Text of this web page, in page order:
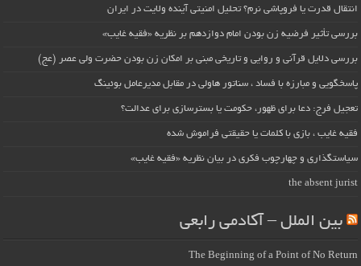
انتقال قدرت یا فروپاشی نرم؟ تحلیل امنیتی آینده ولایت در ایران
بررسی تأثیر فرضیه زن بودن امام دوازدهم بر نظریه «فقیه غایب»
بررسی دلایل قرآنی و روایی و تاریخی مبنی بر امکان زن بودن حضرت ولی عصر (عج)
پاسخگویی و مبارزه با فساد ، سناتور هاولی در مقابل مدیرعامل بوئینگ
تعجیل فرج: دعا برای ظهور، حکومت یا بسترسازی برای عدالت؟
فقیه غایب ، بازی با کلمات یا حقیقتی فراموش شده
سیاستگذاری و چهارچوب فکری در بیان نظریه «فقیه غایب»
the absent jurist
بین الملل – آکادمی رابعی
The Beginning of a Point of No Return